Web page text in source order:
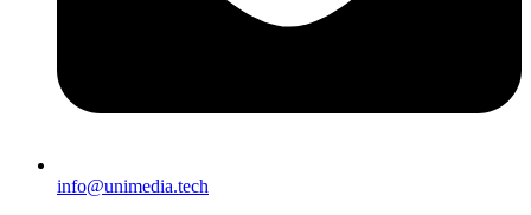
info@unimedia.tech